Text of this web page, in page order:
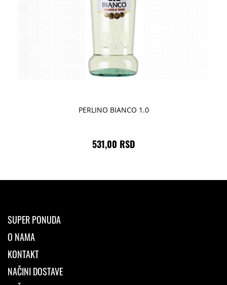
PERLINO BIANCO 1.0
531,00 RSD
SUPER PONUDA
O NAMA
KONTAKT
NAČINI DOSTAVE